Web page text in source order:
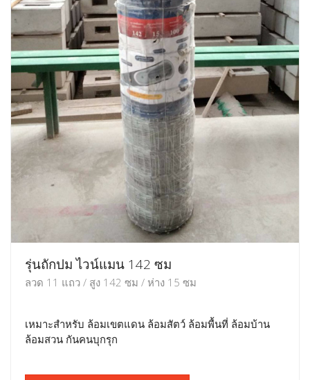
รุ่นถักปม ไวน์แมน 142 ซม
ลวด 11 แถว / สูง 142 ซม / ห่าง 15 ซม
เหมาะสำหรับ ล้อมเขตแดน ล้อมสัตว์ ล้อมพื้นที่ ล้อมบ้าน
ล้อมสวน กันคนบุกรุก